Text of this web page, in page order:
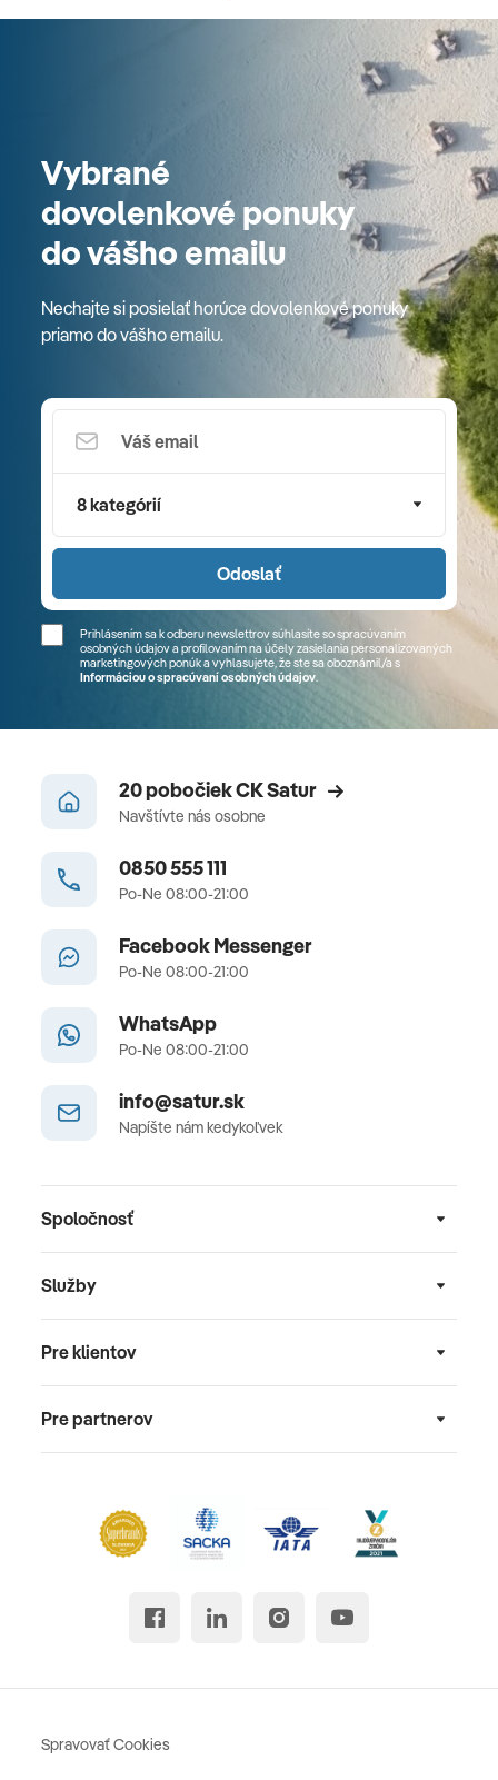
Vybrané
dovolenkové ponuky
do vášho emailu
Nechajte si posielať horúce dovolenkové ponuky
priamo do vášho emailu.
8 kategórií
Odoslať
Prihlásením sa k odberu newslettrov súhlasíte so spracúvaním
osobných údajov a profilovaním na účely zasielania personalizovaných
marketingových ponúk a vyhlasujete, že ste sa oboznámil/a s
Informáciou o spracúvaní osobných údajov
20 pobočiek CK Satur
Navštívte nás osobne
0850 555 111
Po-Ne 08:00-21:00
Facebook Messenger
Po-Ne 08:00-21:00
WhatsApp
Po-Ne 08:00-21:00
info@satur.sk
Napíšte nám kedykoľvek
Spoločnosť
Služby
Pre klientov
Pre partnerov
Spravovať Cookies